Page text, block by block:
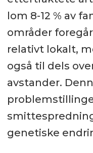
lom 8-12 % av
områder
relativt lokalt,
også til dels
avstander.
genetiske